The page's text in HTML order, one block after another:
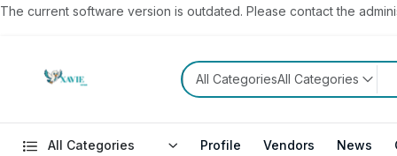
The current software version is outdated. Please contact the
All CategoriesAll Categories
All Categories Profile Vendors News